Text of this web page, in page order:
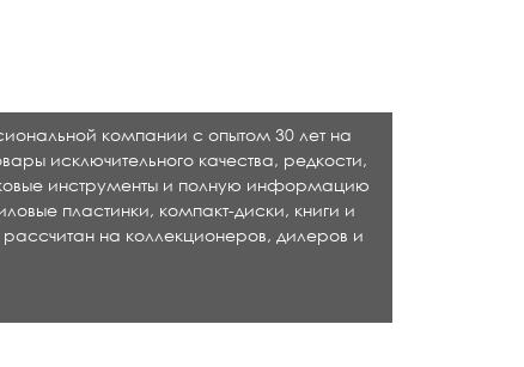
компании с опытом 30 лет на
исключительного качества, редкости,
инструменты и полную информацию
пластинки, компакт-диски, книги и
на коллекционеров, дилеров и